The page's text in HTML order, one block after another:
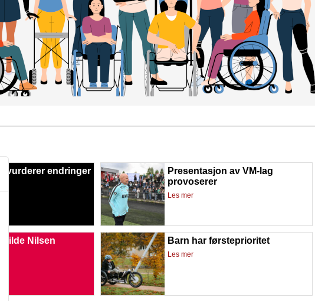
vurderer endringer
Presentasjon av VM-lag
provoserer
Les mer
Nilsen Barn har førsteprioritet
Les mer